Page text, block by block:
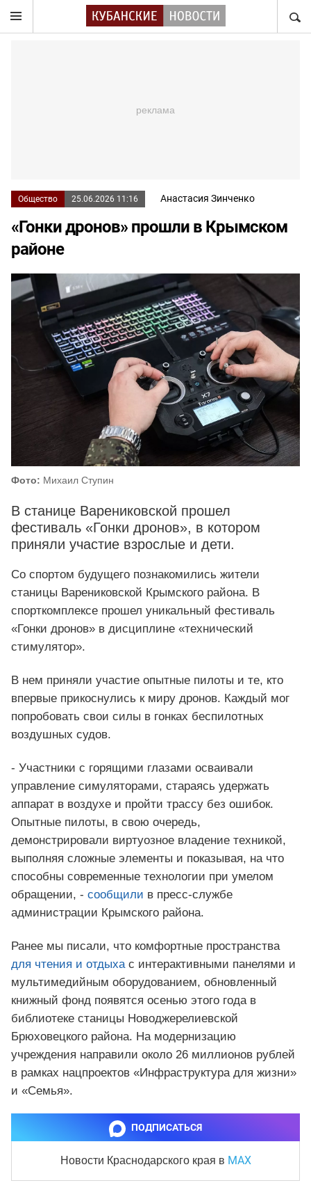
Общество 25.06.2026 11:16 Анастасия Зинченко
«Гонки дронов» прошли в Крымском
районе
Фото: Михаил Ступин
В станице Варениковской прошел
фестиваль «Гонки дронов», в котором
приняли участие взрослые и дети.
Со спортом будущего познакомились жители
станицы Варениковской Крымского района. В
спорткомплексе прошел уникальный фестиваль
«Гонки дронов» в дисциплине «технический
стимулятор».
В нем приняли участие опытные пилоты и те, кто
впервые прикоснулись к миру дронов. Каждый мог
попробовать свои силы в гонках беспилотных
воздушных судов.
- Участники с горящими глазами осваивали
управление симуляторами, стараясь удержать
аппарат в воздухе и пройти трассу без ошибок.
Опытные пилоты, в свою очередь,
демонстрировали виртуозное владение техникой,
выполняя сложные элементы и показывая, на что
способны современные технологии при умелом
обращении, - сообщили в пресс-службе
администрации Крымского района.
Ранее мы писали, что комфортные пространства
для чтения и отдыхас интерактивными панелями и
мультимедийным оборудованием, обновленный
книжный фонд появятся осенью этого года в
библиотеке станицы Новоджерелиевской
Брюховецкого района. На модернизацию
учреждения направили около 26 миллионов рублей
в рамках нацпроектов «Инфраструктура для жизни»
и «Семья».
ПОДПИСАТЬСЯ
Новости Краснодарского края в MAX